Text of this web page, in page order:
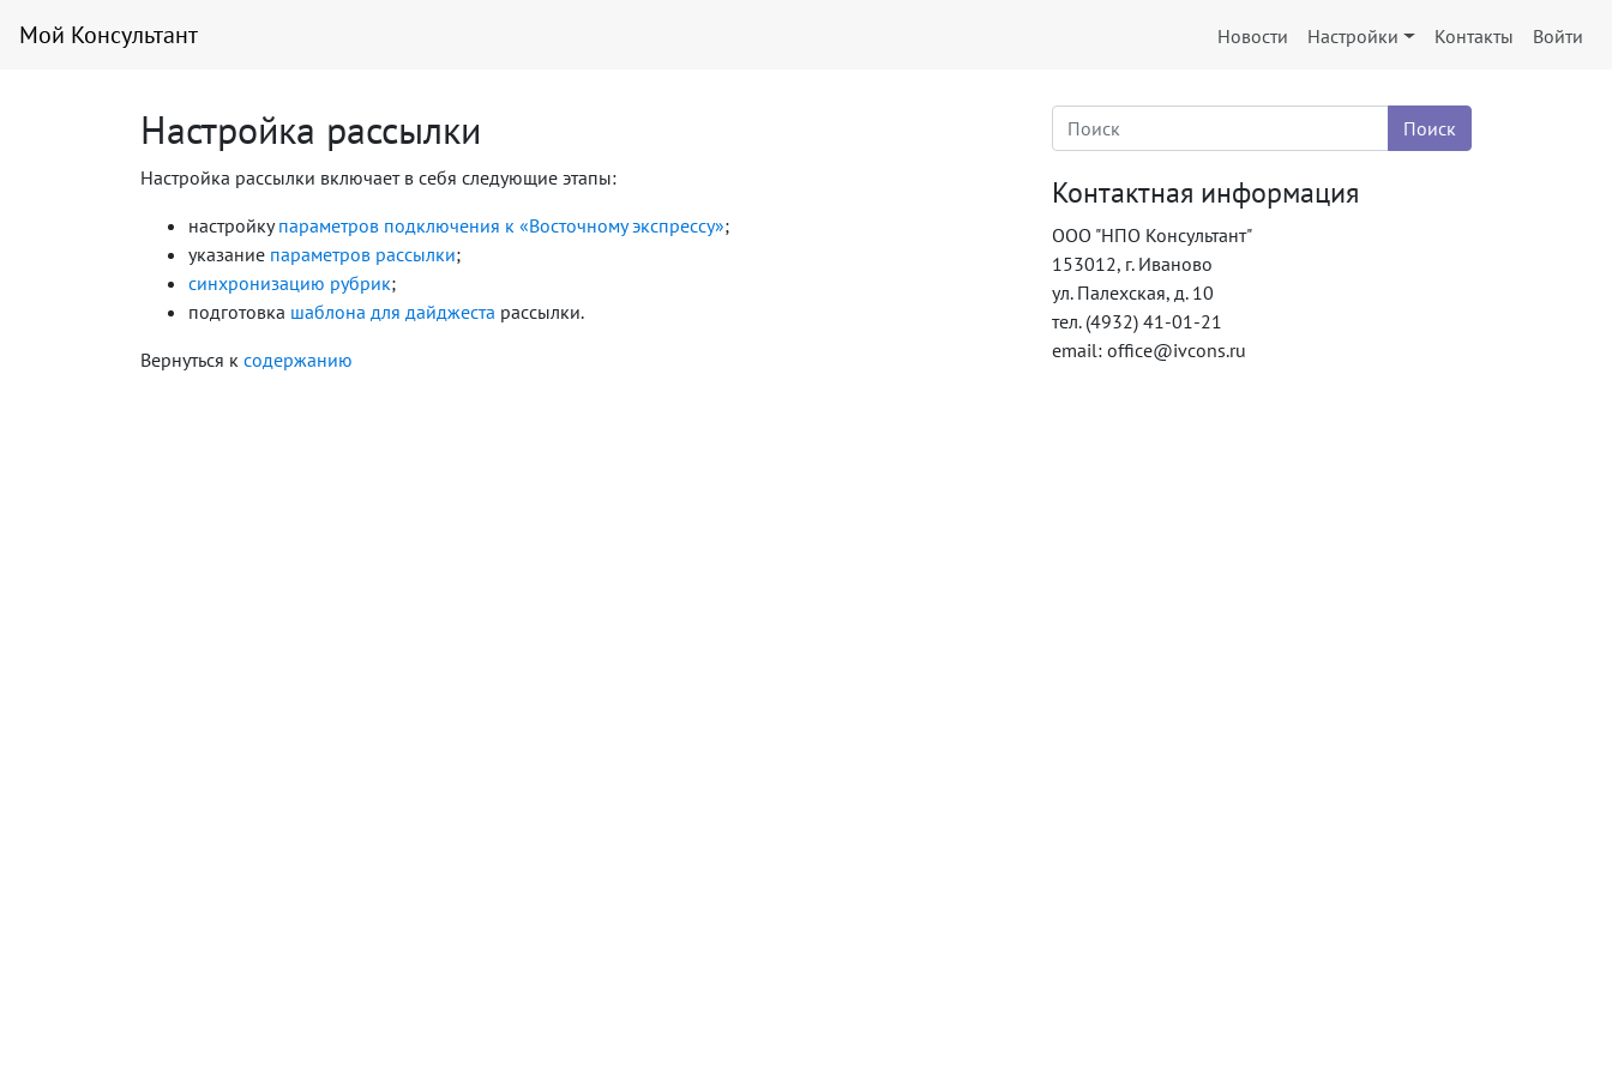
Мой Консультант Новости Настройки Контакты Войти
Настройка рассылки
Настройка рассылки включает в себя следующие этапы:
настройкупараметров подключения к «Восточному экспрессу»;
указание параметров рассылки;
синхронизацию рубрик;
подготовка шаблона для дайджеста рассылки.
Вернуться к содержанию
Контактная информация
ООО "НПО Консультант"
153012, г. Иваново
ул. Палехская, д. 10
тел. (4932) 41-01-21
email: office@ivcons.ru